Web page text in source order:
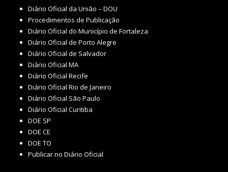
Diário Oficial da União – DOU
Procedimentos de Publicação
Diário Oficial do Município de Fortaleza
Diário Oficial de Porto Alegre
Diário Oficial de Salvador
Diário Oficial MA
Diário Oficial Recife
Diário Oficial Rio de Janeiro
Diário Oficial São Paulo
Diário Oficial Curitiba
DOE SP
DOE CE
DOE TO
Publicar no Diário Oficial